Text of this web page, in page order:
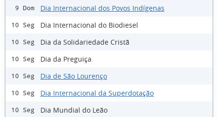
9 Dom Dia Internacional dos Povos Indígenas
10 Seg Dia Internacional do Biodiesel
10 Seg Dia da Solidariedade Cristã
10 Seg Dia da Preguiça
10 Seg Dia de São Lourenço
10 Seg Dia Internacional da Superdotação
10 Seg Dia Mundial do Leão